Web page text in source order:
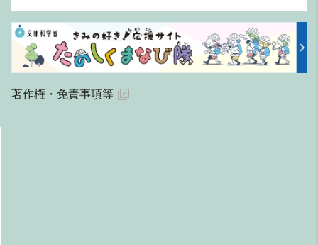
著作権・免責事項等